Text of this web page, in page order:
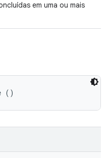
em uma ou mais
()